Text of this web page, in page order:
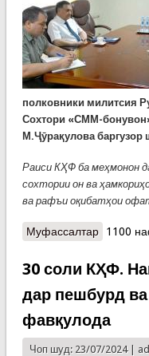
полковники милитсия
Сохтори «СММ-
М.Ҷӯрақулова баргузор
Раиси КҲФ ба меҳмонон
сохтории он ва
ва рафъи оқибатҳои
Муфассалтаро1100
30 соли КҲФ.
дар пешбурд
фавқулода
Чоп шуд: 23/07/2024 |